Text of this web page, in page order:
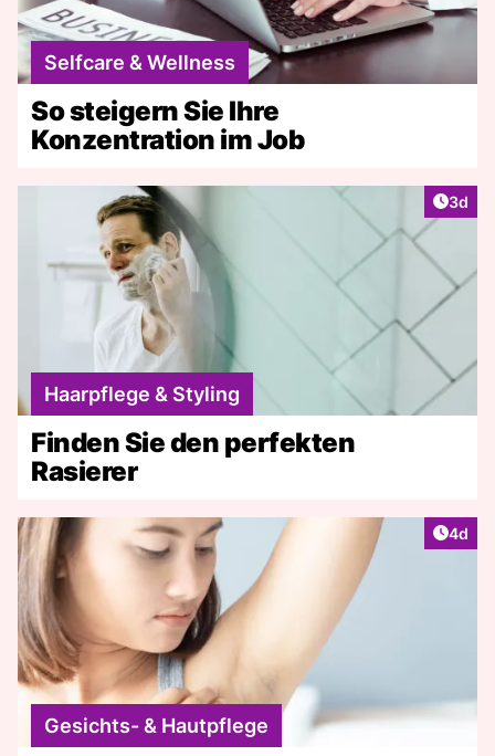
Selfcare & Wellness
So steigern Sie Ihre
Konzentration im Job
3d
Haarpflege & Styling
Finden Sie den perfekten
Rasierer
4d
Gesichts- & Hautpflege